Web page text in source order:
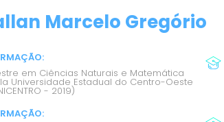
Marcelo Gregório
:
em Ciências Naturais e Matemática
Universidade Estadual do Centro-Oeste
- 2019)
: